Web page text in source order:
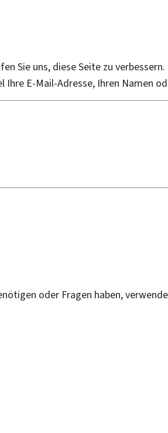
Sie uns, diese Seite zu
Ihre E-Mail-Adresse, Ihren Namen
oder Fragen haben,